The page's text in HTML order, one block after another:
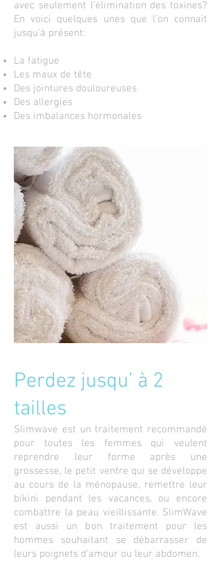
avec seulement l’élimination des toxines?
En voici quelques unes que l’on connait
jusqu’à présent:
La fatigue
Les maux de tête
Des jointures douloureuses
Des allergies
Des imbalances hormonales
Perdez jusqu’ à 2
tailles
Slimwave est un traitement recommandé
pour toutes les femmes qui veulent
reprendre leur forme après une
grossesse, le petit ventre qui se développe
au cours de la ménopause, remettre leur
bikini pendant les vacances, ou encore
combattre la peau vieillissante. SlimWave
est aussi un bon traitement pour les
hommes souhaitant se débarrasser de
leurs poignets d’amour ou leur abdomen.